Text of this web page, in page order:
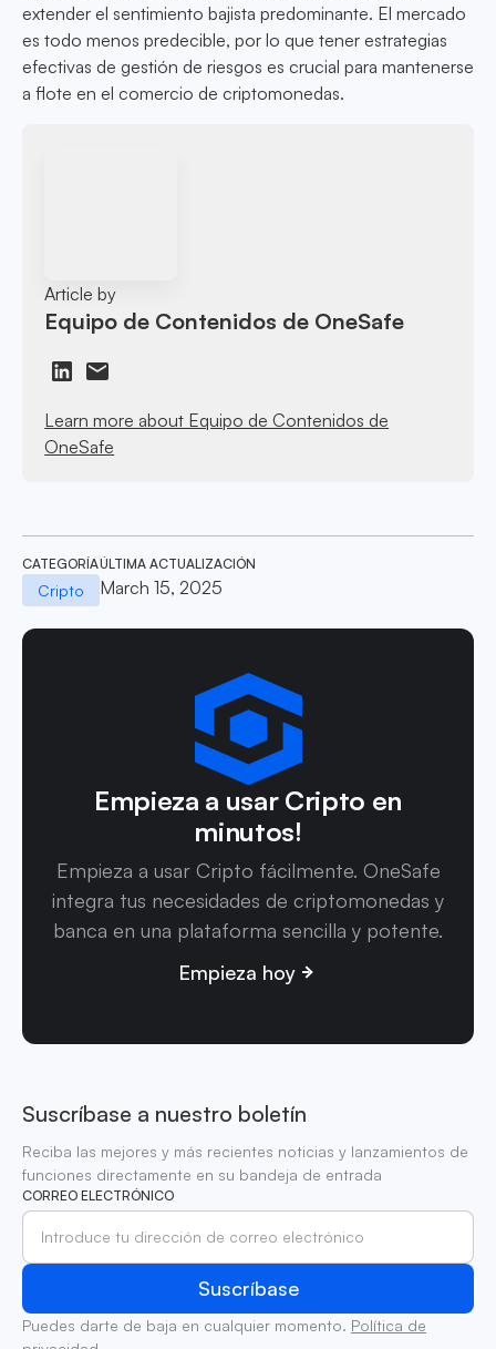
extender el sentimiento bajista predominante. El mercado
es todo menos predecible, por lo que tener estrategias
efectivas de gestión de riesgos es crucial para mantenerse
a flote en el comercio de criptomonedas.
Article by
Equipo de Contenidos de OneSafe
Learn more about Equipo de Contenidos de
OneSafe
CATEGORÍA
Cripto
ÚLTIMA ACTUALIZACIÓN
March 15, 2025
Empieza a usar Cripto en
minutos!
Empieza a usar Cripto fácilmente. OneSafe
integra tus necesidades de criptomonedas y
banca en una plataforma sencilla y potente.
Empieza hoy
Suscríbase a nuestro boletín
Reciba las mejores y más recientes noticias y lanzamientos de
funciones directamente en su bandeja de entrada
CORREO ELECTRÓNICO
Puedes darte de baja en cualquier momento. Política de